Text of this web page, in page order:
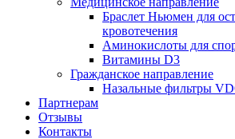
Браслет Ньюмен для
кровотечения
Аминокислоты для
Витамины D3
Гражданское направление
Назальные фильтры
Партнерам
Отзывы
Контакты